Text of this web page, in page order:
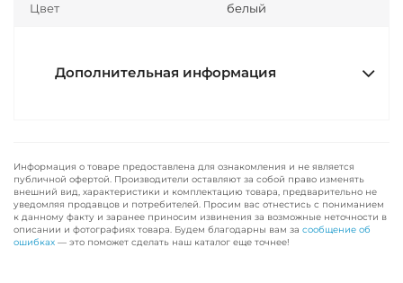
Цвет белый
Дополнительная информация
Информация о товаре предоставлена для ознакомления и не является
публичной офертой. Производители оставляют за собой право изменять
внешний вид, характеристики и комплектацию товара, предварительно не
уведомляя продавцов и потребителей. Просим вас отнестись с пониманием
к данному факту и заранее приносим извинения за возможные неточности в
описании и фотографиях товара. Будем благодарны вам за сообщение об
ошибках — это поможет сделать наш каталог еще точнее!